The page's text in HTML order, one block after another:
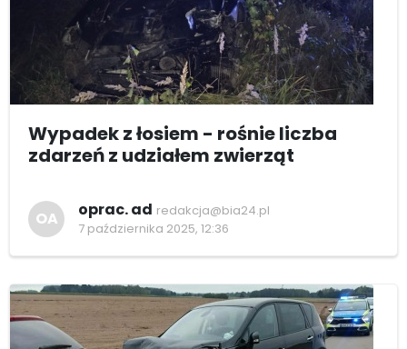
Wypadek z łosiem - rośnie liczba
zdarzeń z udziałem zwierząt
OA oprac. ad redakcja@bia24.pl
7 października 2025, 12:36